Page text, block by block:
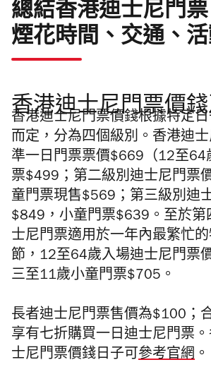
總結香港迪士尼門票
煙花時間、交通、
香港迪士尼門票價
香港迪士尼門票價錢根據特定
而定，分為四個級別。香港迪
準一日門票票價$669（12至64
票$499；第二級別迪士尼門票
童門票現售$569；第三級別迪
$849，小童門票$639。至於第
士尼門票適用於一年內最繁忙
節，12至64歲入場迪士尼門票
三至11歲小童門票$705。
長者迪士尼門票售價為$100；
享有七折購買一日迪士尼門票
士尼門票價錢日子可參考官網 。